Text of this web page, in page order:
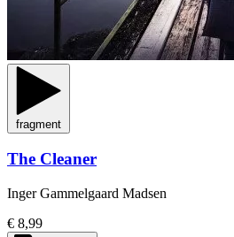
fragment
The Cleaner
Inger Gammelgaard Madsen
€ 8,99